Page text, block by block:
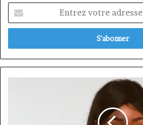
votre
adresse